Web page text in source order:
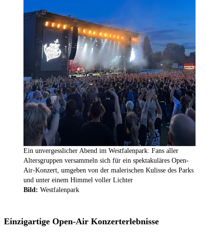
Ein unvergesslicher Abend im Westfalenpark: Fans aller
Altersgruppen versammeln sich für ein spektakuläres Open-
Air-Konzert, umgeben von der malerischen Kulisse des Parks
und unter einem Himmel voller Lichter
Bild: Westfalenpark
Einzigartige Open-Air Konzerterlebnisse